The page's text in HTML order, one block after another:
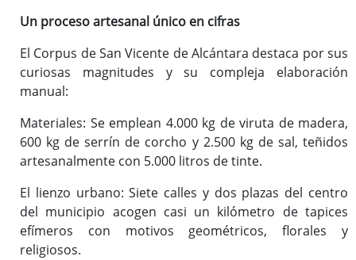
Un proceso artesanal único en cifras
El Corpus de San Vicente de Alcántara destaca por sus
curiosas magnitudes y su compleja elaboración
manual:
Materiales: Se emplean 4.000 kg de viruta de madera,
600 kg de serrín de corcho y 2.500 kg de sal, teñidos
artesanalmente con 5.000 litros de tinte.
El lienzo urbano: Siete calles y dos plazas del centro
del municipio acogen casi un kilómetro de tapices
efímeros con motivos geométricos, florales y
religiosos.